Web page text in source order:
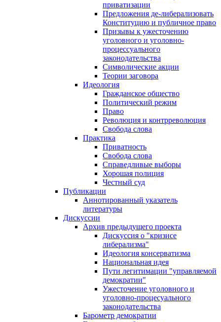
приватизации
Предложения де-либерализовать
Конституцию и публичное право
Призывы к ужесточению
уголовного и уголовно-
процессуального
законодательства
Символические акции
Теории заговора
Идеология
Гражданское общество
Политический режим
Право
Революция и контрреволюция
Свобода слова
Практика
Приватность
Свобода слова
Справедливые выборы
Хорошая полиция
Честный суд
Публикации
Аннотированный указатель
литературы
Дискуссии
Архив предыдущего проекта
Дискуссия о "кризисе
либерализма"
Идеология консерватизма
Национальная идея
Пути легитимации "управляемой
демократии"
Ужесточение уголовного и
уголовно-процесуального
законодательства
Барометр демократии